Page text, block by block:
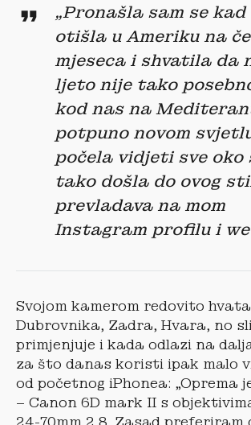
„Pronašla sam se kad
otišla u Ameriku na
mjeseca i shvatila da
ljeto nije tako
kod nas na
potpuno novom
počela vidjeti sve oko
tako došla do ovog
prevladava na mom
Instagram profilu i
Svojom kamerom redovito
Dubrovnika, Zadra, Hvara, no
primjenjuje i kada odlazi na
za što danas koristi ipak malo
od početnog iPhonea: „Oprema
– Canon 6D mark II s